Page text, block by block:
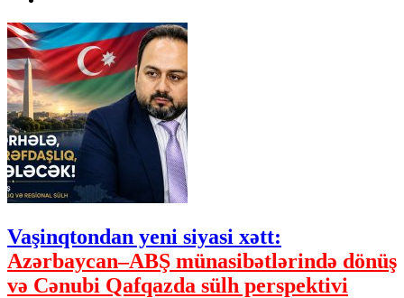
Vaşinqtondan yeni siyasi xətt:
Azərbaycan–ABŞ münasibətlərində dönüş
və Cənubi Qafqazda sülh perspektivi